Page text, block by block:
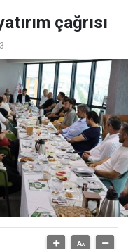
çağrısı